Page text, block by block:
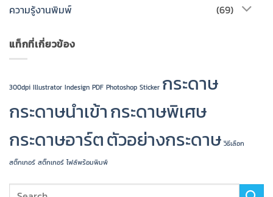
ความรู้งานพิมพ์ (69)
แท็กที่เกี่ยวข้อง
300dpi Illustrator Indesign PDF Photoshop Sticker กระดาษ
กระดาษนำเข้ากระดาษพิเศษ
กระดาษอาร์ตตัวอย่างกระดาษ วิธีเลือก
สติ๊กเกอร์ สติ๊กเกอร์ ไฟล์พร้อมพิมพ์